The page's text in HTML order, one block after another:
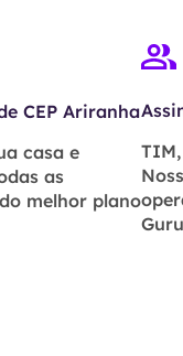
CEP Ariranha
casa e
as
melhor plano